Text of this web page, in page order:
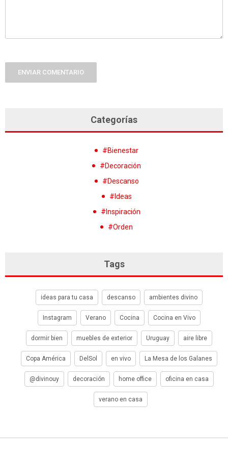
ENVIAR COMENTARIO
Categorías
#Bienestar
#Decoración
#Descanso
#Ideas
#Inspiración
#Orden
Tags
ideas para tu casa descanso ambientes divino
Instagram Verano Cocina Cocina en Vivo
dormir bien muebles de exterior Uruguay aire libre
Copa América DelSol en vivo La Mesa de los Galanes
@divinouy decoración home office oficina en casa
verano en casa